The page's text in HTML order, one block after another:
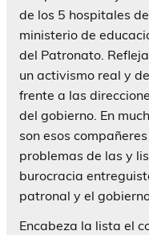
de los 5 hospitales
ministerio de
del Patronato.
un activismo real y
frente a las
del gobierno. En
son esos
problemas de las y
burocracia
patronal y el
Encabeza la lista el